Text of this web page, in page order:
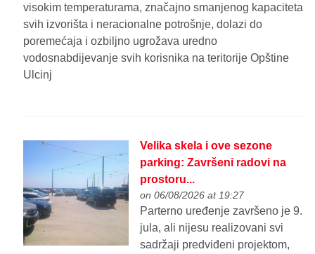
visokim temperaturama, značajno smanjenog kapaciteta
svih izvorišta i neracionalne potrošnje, dolazi do
poremećaja i ozbiljno ugrožava uredno
vodosnabdijevanje svih korisnika na teritorije Opštine
Ulcinj
Velika skela i ove sezone
parking: Završeni radovi na
prostoru...
on 06/08/2026 at 19:27
Parterno uređenje završeno je 9.
jula, ali nijesu realizovani svi
sadržaji predviđeni projektom,